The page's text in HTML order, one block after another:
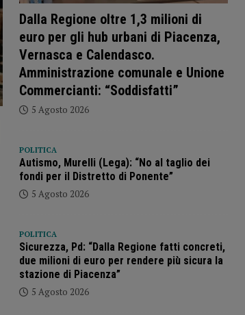
Dalla Regione oltre 1,3 milioni di
euro per gli hub urbani di Piacenza,
Vernasca e Calendasco.
Amministrazione comunale e Unione
Commercianti: “Soddisfatti”
5 Agosto 2026
POLITICA
Autismo, Murelli (Lega): “No al taglio dei
fondi per il Distretto di Ponente”
5 Agosto 2026
POLITICA
Sicurezza, Pd: “Dalla Regione fatti concreti,
due milioni di euro per rendere più sicura la
stazione di Piacenza”
5 Agosto 2026